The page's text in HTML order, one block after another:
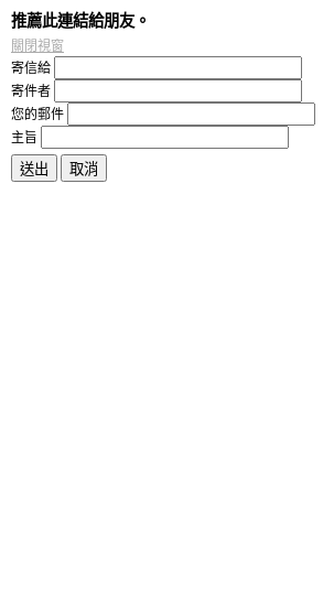
推薦此連結給朋友。
關閉視窗
寄信給
寄件者
您的郵件
主旨
送出 取消